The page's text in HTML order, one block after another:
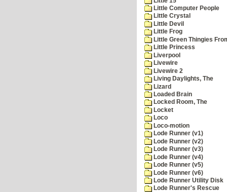
Little Computer People
Little Crystal
Little Devil
Little Frog
Little Green Thingies
Little Princess
Liverpool
Livewire
Livewire 2
Living Daylights, The
Lizard
Loaded Brain
Locked Room, The
Locket
Loco
Loco-motion
Lode Runner (v1)
Lode Runner (v2)
Lode Runner (v3)
Lode Runner (v4)
Lode Runner (v5)
Lode Runner (v6)
Lode Runner Utility Disk
Lode Runner's Rescue